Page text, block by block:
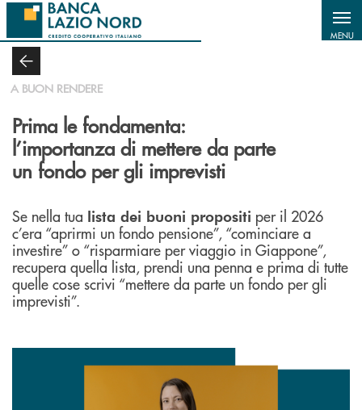
Salta al contenuto principale
MENU
A BUON RENDERE
Prima le fondamenta:
l’importanza di mettere da parte
un fondo per gli imprevisti
Se nella tua lista dei buoni propositi per il 2026
c’era “aprirmi un fondo pensione”, “cominciare a
investire” o “risparmiare per viaggio in Giappone”,
recupera quella lista, prendi una penna e prima di tutte
quelle cose scrivi “mettere da parte un fondo per gli
imprevisti”.